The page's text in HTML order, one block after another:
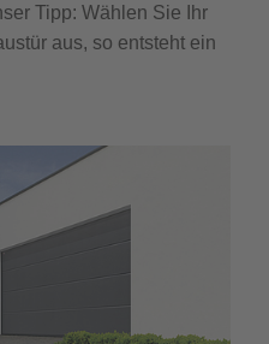
Tipp: Wählen Sie Ihr
aus, so entsteht ein